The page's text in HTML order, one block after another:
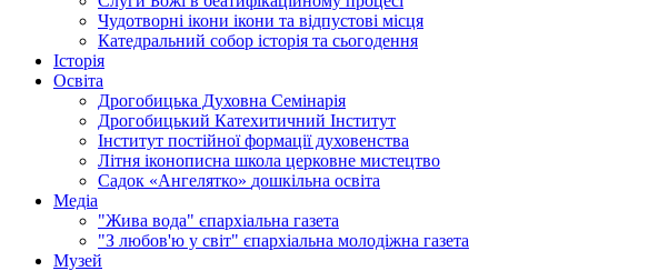
Чудотворні ікони ікони та відпустові місця
Катедральний собор історія та сьогодення
Історія
Освіта
Дрогобицька Духовна Семінарія
Дрогобицький Катехитичний Інститут
Інститут постійної формації духовенства
Літня іконописна школа церковне мистецтво
Садок «Ангелятко» дошкільна освіта
Медіа
"Жива вода" єпархіальна газета
"З любов'ю у світ" єпархіальна молодіжна газета
Музей